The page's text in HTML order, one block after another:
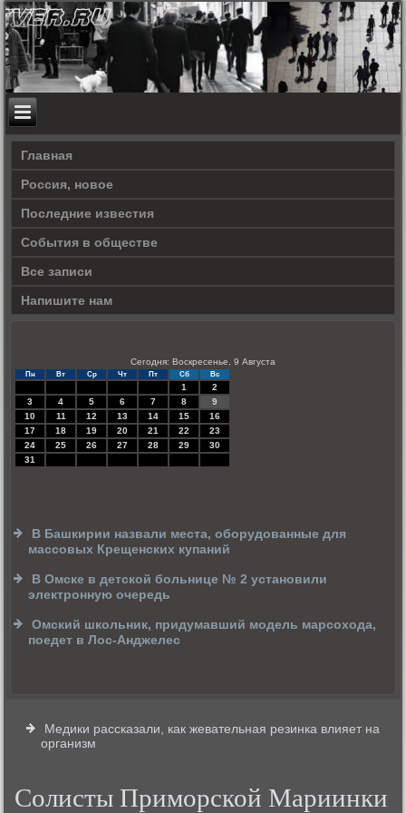
Главная
Россия, новое
Последние известия
События в обществе
Все записи
Напишите нам
Сегодня: Воскресенье, 9 Августа
Пн Вт Ср Чт Пт Сб Вс
1
2
3
4 5 6 7 8
9
10
11 12 13 14 15
16
17
18 19 20 21 22
23
24
25 26 27 28 29
30
31
В Башкирии назвали места, оборудованные для
массовых Крещенских купаний
В Омске в детской больнице № 2 установили
электронную очередь
Омский школьник, придумавший модель марсохода,
поедет в Лос-Анджелес
Медики рассказали, как жевательная резинка влияет на
организм
Солисты Приморской Мариинки